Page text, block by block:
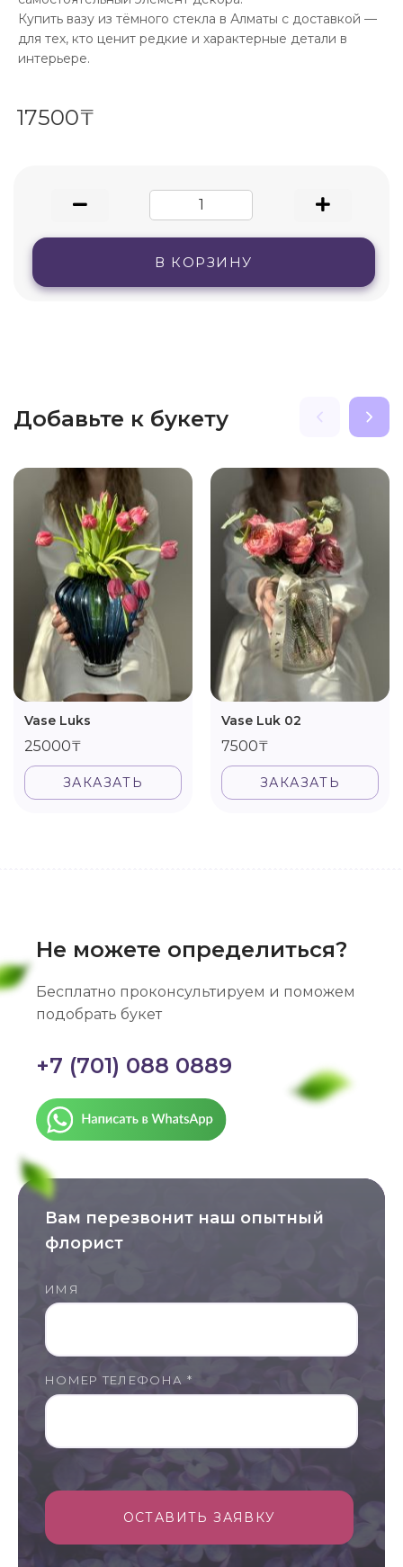
Купить вазу из тёмного стекла в Алматы с доставкой —
для тех, кто ценит редкие и характерные детали в
интерьере.
17500₸
В КОРЗИНУ
Добавьте к букету
Vase Luks
25000₸
ЗАКАЗАТЬ
Vase Luk 02
7500₸
ЗАКАЗАТЬ
Не можете определиться?
Бесплатно проконсультируем и поможем
подобрать букет
+7 (701) 088 0889
Вам перезвонит наш опытный
флорист
ИМЯ
НОМЕР ТЕЛЕФОНА *
ОСТАВИТЬ ЗАЯВКУ